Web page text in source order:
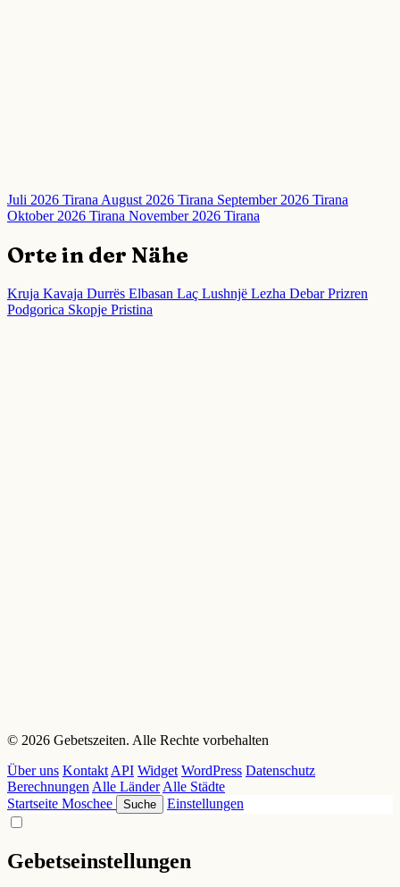
Juli 2026 TiranaAugust 2026 Tirana September 2026 Tirana
Oktober 2026 Tirana November 2026 Tirana
Orte in der Nähe
Kruja Kavaja Durrës Elbasan Laç Lushnjë Lezha DebarPrizren
Podgorica Skopje Pristina
© 2026 Gebetszeiten. Alle Rechte vorbehalten
Über uns Kontakt API Widget WordPress Datenschutz
Berechnungen Alle Länder Alle Städte
Startseite Moschee Suche Einstellungen
Gebetseinstellungen